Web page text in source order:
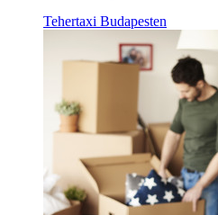
Tehertaxi Budapesten